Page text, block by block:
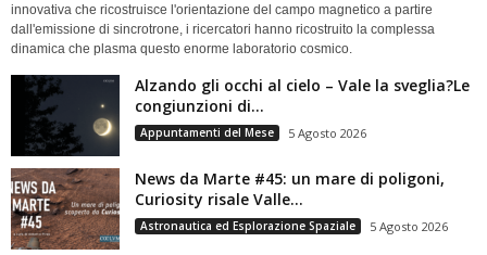
innovativa che ricostruisce l'orientazione del campo magnetico a partire
dall'emissione di sincrotrone, i ricercatori hanno ricostruito la complessa
dinamica che plasma questo enorme laboratorio cosmico.
Alzando gli occhi al cielo – Vale la sveglia?Le
congiunzioni di...
Appuntamenti del Mese 5 Agosto 2026
News da Marte #45: un mare di poligoni,
Curiosity risale Valle...
Astronautica ed Esplorazione Spaziale 5 Agosto 2026